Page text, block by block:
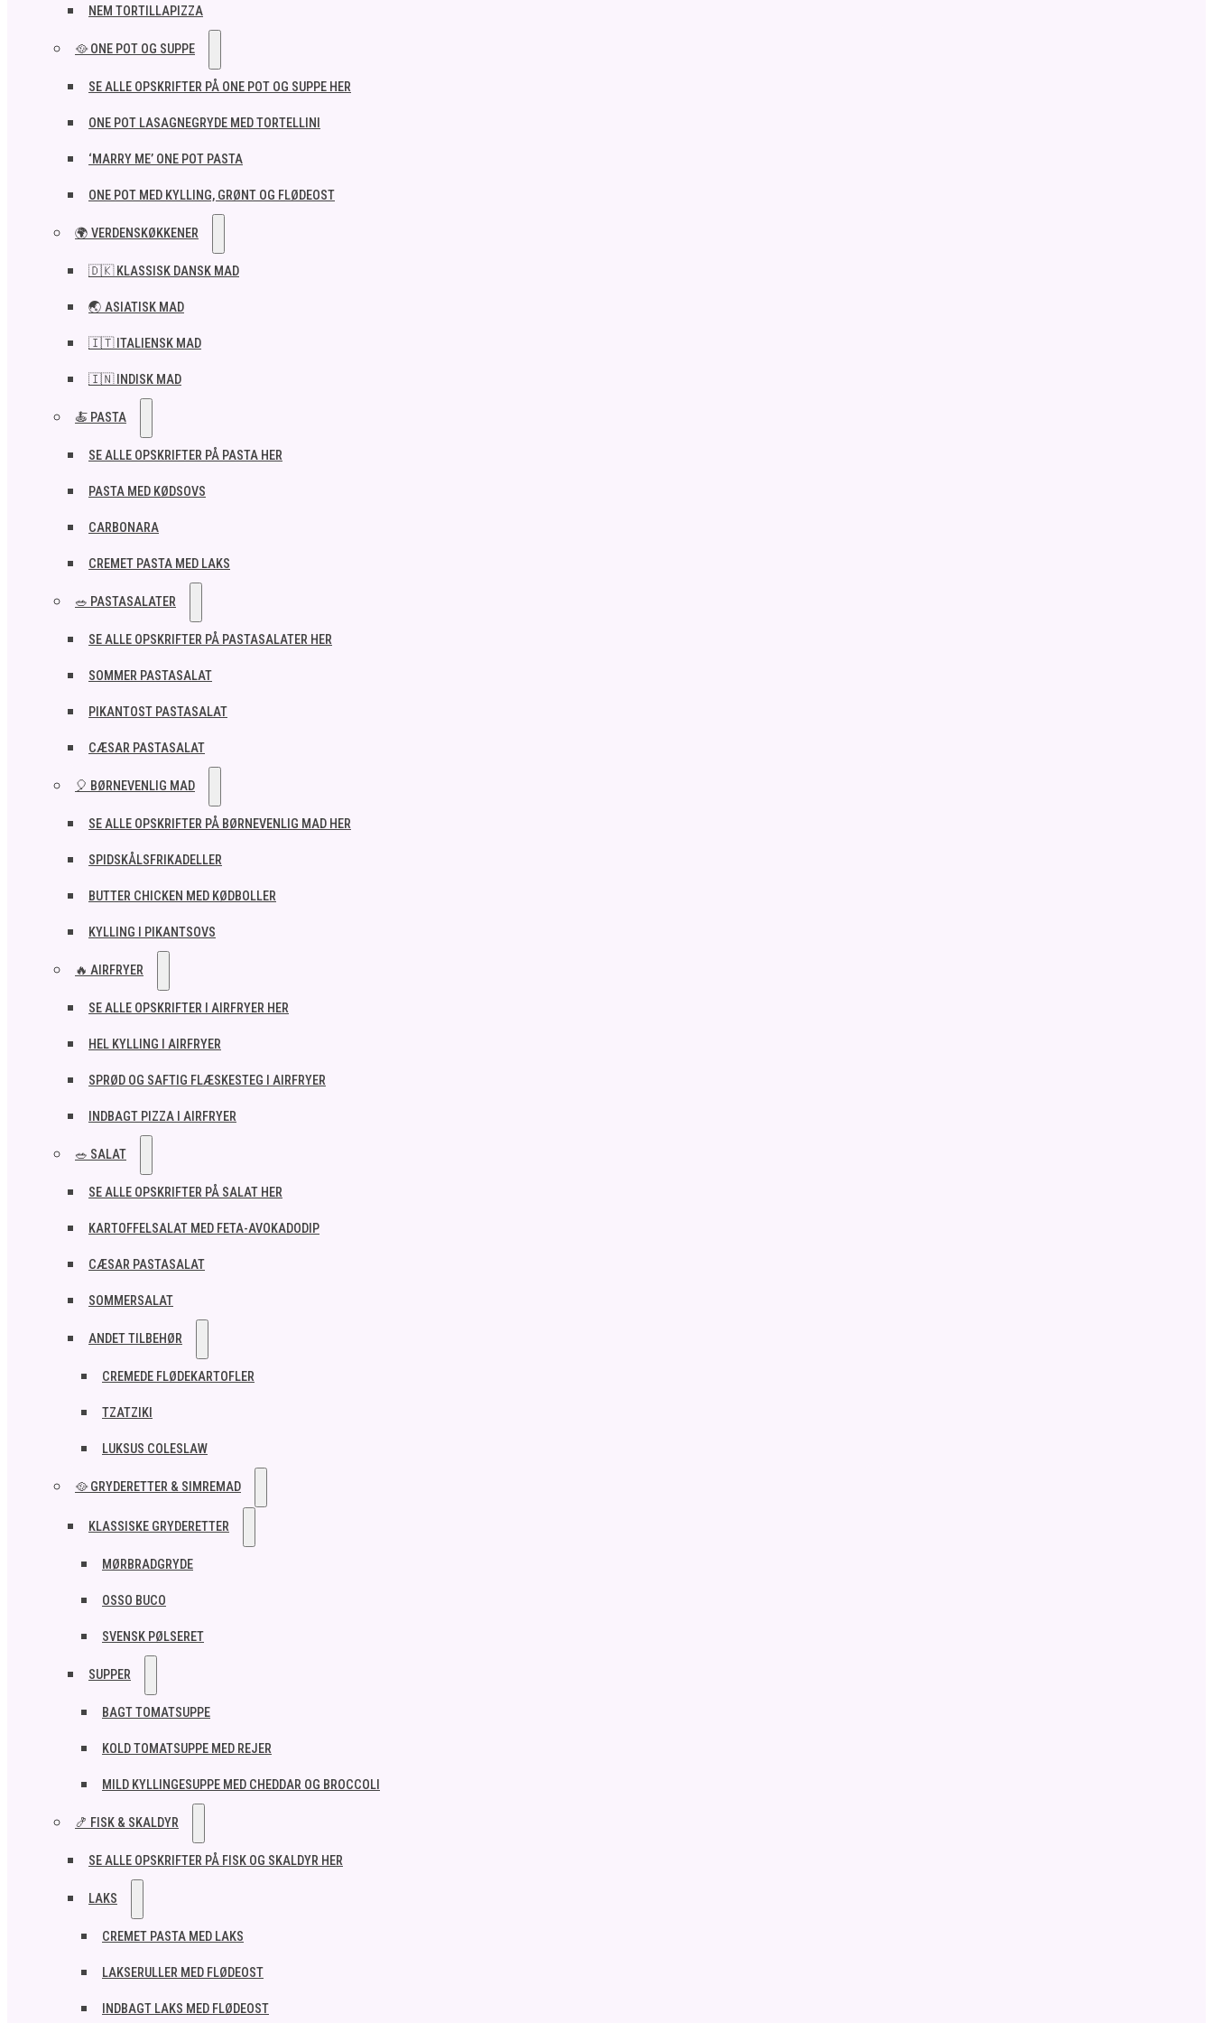
NEM TORTILLAPIZZA
🥘 ONE POT OG SUPPE
SE ALLE OPSKRIFTER PÅ ONE POT OG SUPPE HER
ONE POT LASAGNEGRYDE MED TORTELLINI
‘MARRY ME’ ONE POT PASTA
ONE POT MED KYLLING, GRØNT OG FLØDEOST
🌍 VERDENSKØKKENER
🇩🇰 KLASSISK DANSK MAD
🌏 ASIATISK MAD
🇮🇹 ITALIENSK MAD​
🇮🇳 INDISK MAD​
🍝 PASTA
SE ALLE OPSKRIFTER PÅ PASTA HER
PASTA MED KØDSOVS
CARBONARA
CREMET PASTA MED LAKS
🥗 PASTASALATER
SE ALLE OPSKRIFTER PÅ PASTASALATER HER
SOMMER PASTASALAT
PIKANTOST PASTASALAT
CÆSAR PASTASALAT
🎈 BØRNEVENLIG MAD
SE ALLE OPSKRIFTER PÅ BØRNEVENLIG MAD HER
SPIDSKÅLSFRIKADELLER
BUTTER CHICKEN MED KØDBOLLER
KYLLING I PIKANTSOVS
🔥 AIRFRYER
SE ALLE OPSKRIFTER I AIRFRYER HER
HEL KYLLING I AIRFRYER
SPRØD OG SAFTIG FLÆSKESTEG I AIRFRYER
INDBAGT PIZZA I AIRFRYER
🥗 SALAT
SE ALLE OPSKRIFTER PÅ SALAT HER
KARTOFFELSALAT MED FETA-AVOKADODIP
CÆSAR PASTASALAT
SOMMERSALAT
ANDET TILBEHØR
CREMEDE FLØDEKARTOFLER
TZATZIKI
LUKSUS COLESLAW
🥘 GRYDERETTER & SIMREMAD
KLASSISKE GRYDERETTER
MØRBRADGRYDE
OSSO BUCO
SVENSK PØLSERET
SUPPER
BAGT TOMATSUPPE
KOLD TOMATSUPPE MED REJER
MILD KYLLINGESUPPE MED CHEDDAR OG BROCCOLI
🍤 FISK & SKALDYR
SE ALLE OPSKRIFTER PÅ FISK OG SKALDYR HER
LAKS
CREMET PASTA MED LAKS
LAKSERULLER MED FLØDEOST
INDBAGT LAKS MED FLØDEOST